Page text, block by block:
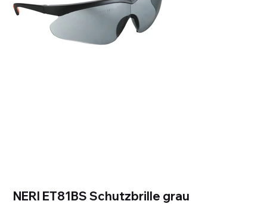
NERI ET81BS Schutzbrille grau